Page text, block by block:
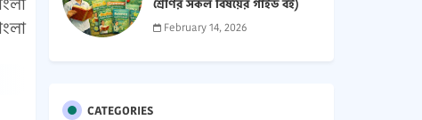
শ্রেণির সকল বিষয়ের গাইড বই)
2026 PDF
February 14, 2026
CATEGORIES